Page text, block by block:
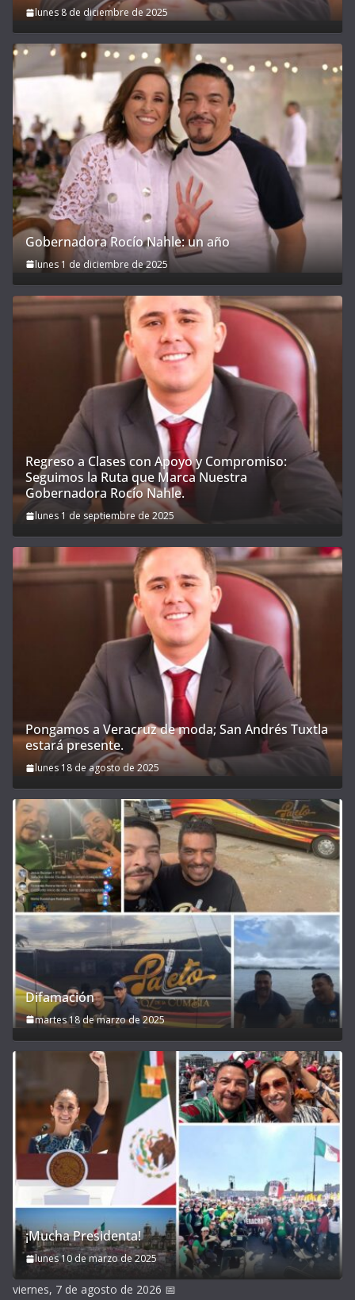
lunes 8 de diciembre de 2025
Gobernadora Rocío Nahle: un año
lunes 1 de diciembre de 2025
Regreso a Clases con Apoyo y Compromiso:
Seguimos la Ruta que Marca Nuestra
Gobernadora Rocío Nahle.
lunes 1 de septiembre de 2025
Pongamos a Veracruz de moda; San Andrés Tuxtla
estará presente.
lunes 18 de agosto de 2025
Difamación
martes 18 de marzo de 2025
¡Mucha Presidenta!
lunes 10 de marzo de 2025
viernes, 7 de agosto de 2026 📅